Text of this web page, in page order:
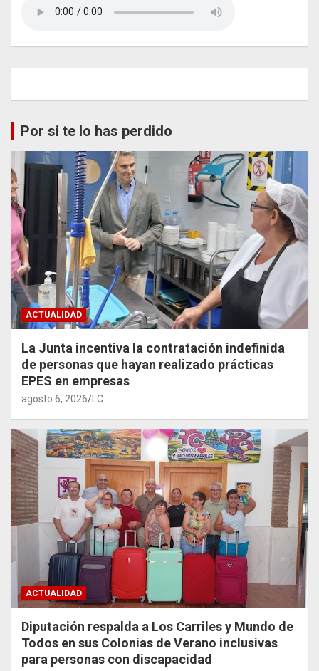
Por si te lo has perdido
ACTUALIDAD
La Junta incentiva la contratación indefinida
de personas que hayan realizado prácticas
EPES en empresas
agosto 6, 2026 LC
ACTUALIDAD
Diputación respalda a Los Carriles y Mundo de
Todos en sus Colonias de Verano inclusivas
para personas con discapacidad